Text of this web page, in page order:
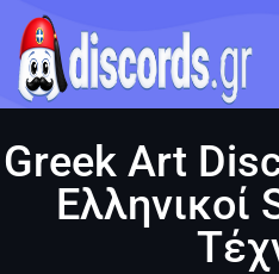
Greek Art
Ελληνικοί